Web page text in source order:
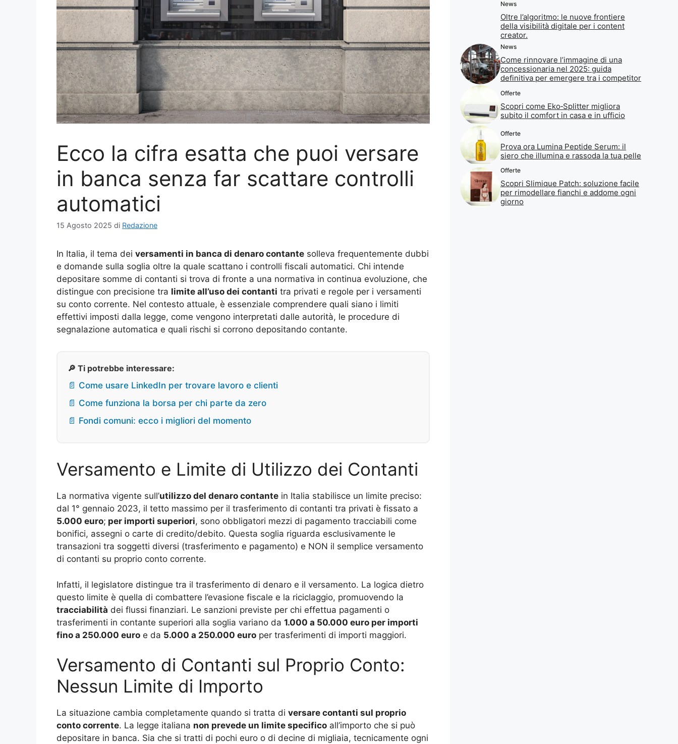
Ecco la cifra esatta che puoi versare
in banca senza far scattare controlli
automatici
15 Agosto 2025 di Redazione
In Italia, il tema dei versamenti in banca di denaro contante solleva frequentemente dubbi
e domande sulla soglia oltre la quale scattano i controlli fiscali automatici. Chi intende
depositare somme di contanti si trova di fronte a una normativa in continua evoluzione, che
distingue con precisione tra limite all’uso dei contanti tra privati e regole per i versamenti
su conto corrente. Nel contesto attuale, è essenziale comprendere quali siano i limiti
effettivi imposti dalla legge, come vengono interpretati dalle autorità, le procedure di
segnalazione automatica e quali rischi si corrono depositando contante.
🔎 Ti potrebbe interessare:
📄 Come usare LinkedIn per trovare lavoro e clienti
📄 Come funziona la borsa per chi parte da zero
📄 Fondi comuni: ecco i migliori del momento
Versamento e Limite di Utilizzo dei Contanti
La normativa vigente sull’utilizzo del denaro contante in Italia stabilisce un limite preciso:
dal 1° gennaio 2023, il tetto massimo per il trasferimento di contanti tra privati è fissato a
5.000 euro; per importi superiori, sono obbligatori mezzi di pagamento tracciabili come
bonifici, assegni o carte di credito/debito. Questa soglia riguarda esclusivamente le
transazioni tra soggetti diversi (trasferimento e pagamento) e NON il semplice versamento
di contanti su proprio conto corrente.
Infatti, il legislatore distingue tra il trasferimento di denaro e il versamento. La logica dietro
questo limite è quella di combattere l’evasione fiscale e la riciclaggio, promuovendo la
tracciabilità dei flussi finanziari. Le sanzioni previste per chi effettua pagamenti o
trasferimenti in contante superiori alla soglia variano da 1.000 a 50.000 euro per importi
fino a 250.000 euro e da 5.000 a 250.000 euro per trasferimenti di importi maggiori.
Versamento di Contanti sul Proprio Conto:
Nessun Limite di Importo
La situazione cambia completamente quando si tratta di versare contanti sul proprio
conto corrente. La legge italiana non prevede un limite specifico all’importo che si può
depositare in banca. Sia che si tratti di pochi euro o di decine di migliaia, tecnicamente ogni
News
Oltre l’algoritmo: le nuove frontiere
della visibilità digitale per i content
creator.
News
Come rinnovare l’immagine di una
concessionaria nel 2025: guida
definitiva per emergere tra i competitor
Offerte
Scopri come Eko‑Splitter migliora
subito il comfort in casa e in ufficio
Offerte
Prova ora Lumina Peptide Serum: il
siero che illumina e rassoda la tua pelle
Offerte
Scopri Slimique Patch: soluzione facile
per rimodellare fianchi e addome ogni
giorno